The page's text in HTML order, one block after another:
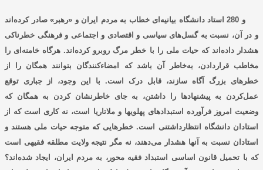
و 280 استاد دانشگاه بیانیه‌ای خطاب به مردم ایران و «رهبر» صادر کرده‌اند
و در آن، نسبت به گسل‌های سیاسی و اقتصادی و اجتماعی و فرهنگی خطرناکی
هشدار داده‌اند که حیات ملی را با خطر مرگ روبرو کرده‌اند. هرگاه خامنه‌ای را
مخاطب قراردادن، به‌خاطر آن باشد که امضاء‌کنندگان بتوانند همگان را از
خطرهای بزرگ آگاه سازند، قابل درک است. با این وجود، از جباری توقع
عمل‌کردن به پیشنهادها را داشتن، به جای خاطرنشان کردن به همگان که
وضعیت امروز فرآورده استبدادهای پهلویها و ملاتاریا است، نه کاری است که از
استادان دانشگاه انتظارداشتنی است. خطرهایی که متوجه حیات ملی هستند و
استادان نسبت به آنها هشدار می‌دهند، نه مگر نتیجه ولایت مطلقه فقیهی است
که با تحمیل قانون اساسی استبداد فقیه محور، به مردم ایران، ایجاد شده‌اند؟